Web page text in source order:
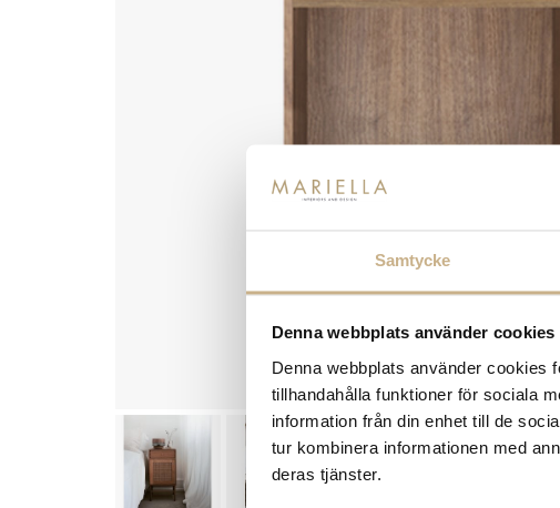
Samtycke
Denna webbplats använder cookies
Denna webbplats använder cookies
tillhandahålla funktioner för sociala
information från din enhet till de
tur kombinera informationen med
deras tjänster.